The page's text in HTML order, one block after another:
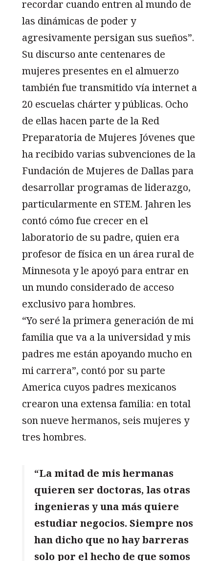
recordar cuando entren al mundo de
las dinámicas de poder y
agresivamente persigan sus sueños”.
Su discurso ante centenares de
mujeres presentes en el almuerzo
también fue transmitido vía internet a
20 escuelas chárter y públicas. Ocho
de ellas hacen parte de la Red
Preparatoria de Mujeres Jóvenes que
ha recibido varias subvenciones de la
Fundación de Mujeres de Dallas para
desarrollar programas de liderazgo,
particularmente en STEM. Jahren les
contó cómo fue crecer en el
laboratorio de su padre, quien era
profesor de física en un área rural de
Minnesota y le apoyó para entrar en
un mundo considerado de acceso
exclusivo para hombres.
“Yo seré la primera generación de mi
familia que va a la universidad y mis
padres me están apoyando mucho en
mi carrera”, contó por su parte
America cuyos padres mexicanos
crearon una extensa familia: en total
son nueve hermanos, seis mujeres y
tres hombres.
“La mitad de mis hermanas
quieren ser doctoras, las otras
ingenieras y una más quiere
estudiar negocios. Siempre nos
han dicho que no hay barreras
solo por el hecho de que somos